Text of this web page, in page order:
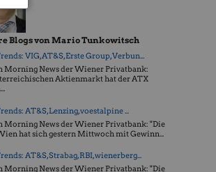
Blogs von Mario Tunkowitsch
VIG, AT&S, Erste Group, Verbun...
Morning News der Wiener Privatbank:
Aktienmarkt hat der ATX
AT&S, Lenzing, voestalpine ...
Morning News der Wiener Privatbank: "Die
hat sich gestern Mittwoch mit Gewinn...
AT&S, Strabag, RBI, wienerberg...
Morning News der Wiener Privatbank: "Die